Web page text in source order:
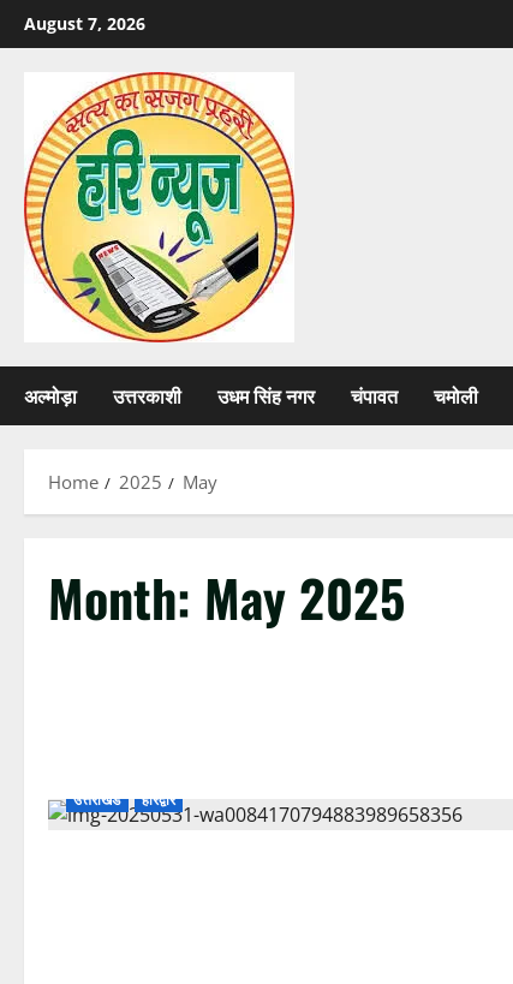
Skip
to
August 7, 2026
अल्मोड़ा उत्तरकाशी उधम सिंह नगर चंपावत चमोली
Home 2025 May
Month: May 2025
उत्तराखंड हरिद्वार